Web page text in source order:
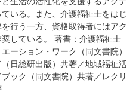
いる。また、介護福祉士をはじ
行う一方、資格取得者にはアク
している。 著書：介護福祉士
ーション・ワーク（同文書院）
日総研出版）共著／地域福祉活
ック（同文書院）共著／レクリ